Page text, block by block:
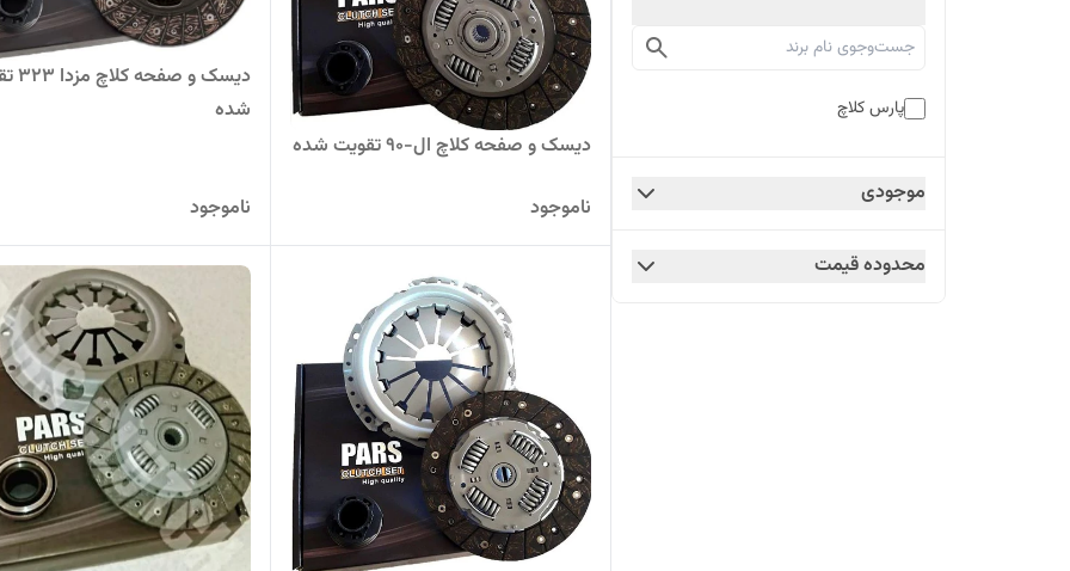
پارس کلاچ
موجودی
محدوده قیمت
دیسک و صفحه کلاچ ال-90 تقویت شده
ناموجود
دیسک و
شده
ناموجود